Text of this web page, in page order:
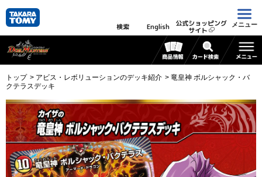
検索 English 公式ショッピング
サイト
メニュー
トップ アビス・レボリューションのデッキ紹介
竜皇神 ボルシャック・バ
クテラスデッキ